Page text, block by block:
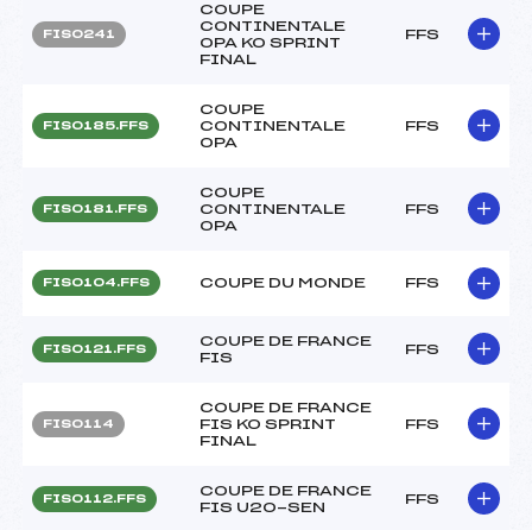
FIS0241
COUPE
CONTINENTALE
OPA KO SPRINT
FINAL
FFS
FIS0185.FFS
COUPE
CONTINENTALE
OPA
FFS
FIS0181.FFS
COUPE
CONTINENTALE
OPA
FFS
FIS0104.FFS COUPE DU MONDE FFS
FIS0121.FFS
COUPE DE FRANCE
FIS
FFS
FIS0114
COUPE DE FRANCE
FIS KO SPRINT
FINAL
FFS
FIS0112.FFS
COUPE DE FRANCE
FIS U20-SEN
FFS